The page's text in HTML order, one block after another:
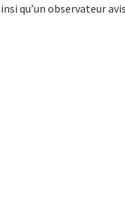
qu’un observateur